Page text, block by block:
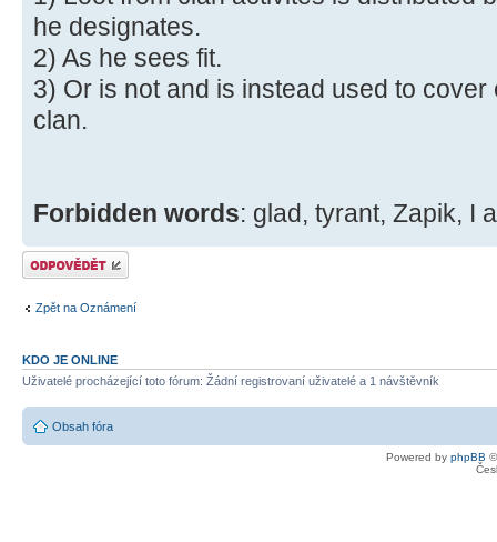
he designates.
2) As he sees fit.
3) Or is not and is instead used to
clan.
Forbidden words: glad, tyrant, Zapik, I
Odeslat odpověď
Zpět na Oznámení
KDO JE ONLINE
Uživatelé procházející toto fórum: Žádní registrovaní uživatelé a 1 návštěvník
Obsah fóra
Powered by phpBB